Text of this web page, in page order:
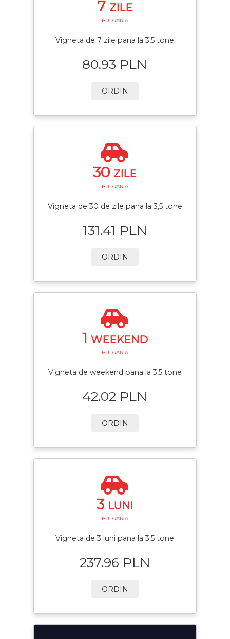
7 ZILE
— BULGARIA —
Vigneta de 7 zile pana la 3,5 tone
80.93 PLN
ORDIN
30 ZILE
— BULGARIA —
Vigneta de 30 de zile pana la 3,5 tone
131.41 PLN
ORDIN
1 WEEKEND
— BULGARIA —
Vigneta de weekend pana la 3,5 tone
42.02 PLN
ORDIN
3 LUNI
— BULGARIA —
Vigneta de 3 luni pana la 3,5 tone
237.96 PLN
ORDIN